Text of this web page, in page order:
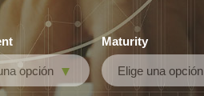
opción
Maturity
Elige una opción